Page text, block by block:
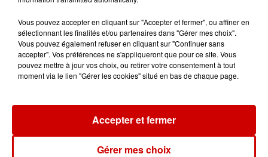
Destination Vacances : inscrivez-
vous !
Newsletter
Vous pouvez accepter en cliquant sur "Accepter et fermer", ou affiner en
sélectionnant les finalités et/ou partenaires dans "Gérer mes choix".
Vous pouvez également refuser en cliquant sur "Continuer sans
accepter". Vos préférences ne s'appliqueront que pour ce site. Vous
pouvez mettre à jour vos choix, ou retirer votre consentement à tout
moment via le lien "Gérer les cookies" situé en bas de chaque page.
Gérer mes choix
Accepter et fermer